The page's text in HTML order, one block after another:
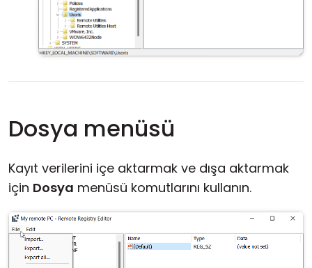
Dosya menüsü
Kayıt verilerini içe aktarmak ve dışa aktarmak
için Dosya menüsü komutlarını kullanın.